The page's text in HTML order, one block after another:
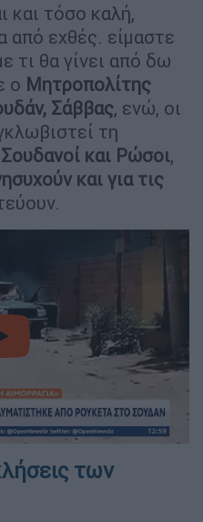
και τόσο καλή,
από εχθές. είμαστε
τι θα γίνει από δω
ο Μητροπολίτης
Σάββας, ενώ, οι
τη
και Ρώσοι,
και για τις
video
των